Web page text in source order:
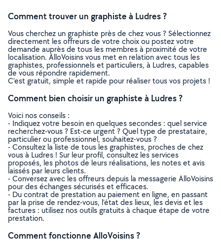
Comment trouver un graphiste à Ludres ?
Vous cherchez un graphiste près de chez vous ? Sélectionnez
directement les offreurs de votre choix ou postez votre
demande auprès de tous les membres à proximité de votre
localisation. AlloVoisins vous met en relation avec tous les
graphistes, professionnels et particuliers, à Ludres, capables
de vous répondre rapidement.
C’est gratuit, simple et rapide pour réaliser tous vos projets !
Comment bien choisir un graphiste à Ludres ?
Voici nos conseils :
- Indiquez votre besoin en quelques secondes : quel service
recherchez-vous ? Est-ce urgent ? Quel type de prestataire,
particulier ou professionnel, souhaitez-vous ?
- Consultez la liste de tous les graphistes, proches de chez
vous à Ludres ! Sur leur profil, consultez les services
proposés, les photos de leurs réalisations, les notes et avis
laissés par leurs clients.
- Conversez avec les offreurs depuis la messagerie AlloVoisins
pour des échanges sécurisés et efficaces.
- Du contrat de prestation au paiement en ligne, en passant
par la prise de rendez-vous, l’état des lieux, les devis et les
factures : utilisez nos outils gratuits à chaque étape de votre
prestation.
Comment fonctionne AlloVoisins ?